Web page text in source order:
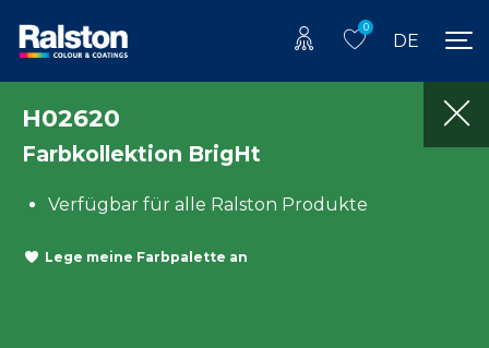
0
DE
H02620
Farbkollektion BrigHt
Verfügbar für alle Ralston Produkte
Lege meine Farbpalette an